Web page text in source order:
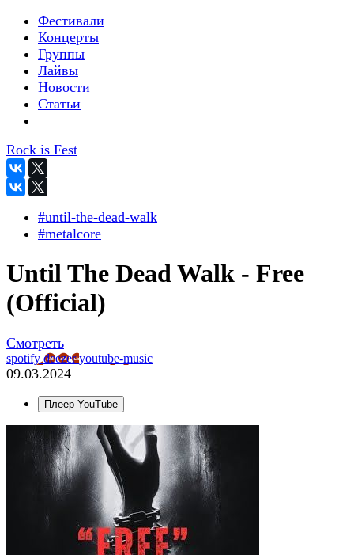
Фестивали
Концерты
Группы
Лайвы
Новости
Статьи
Rock is Fest
#until-the-dead-walk
#metalcore
Until The Dead Walk - Free
(Official)
Смотреть
spotifydeezeryoutube-music
09.03.2024
Плеер YouTube